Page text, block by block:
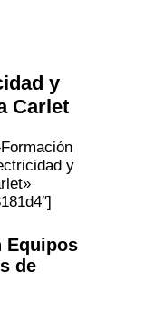
y
Carlet
y
Equipos
de